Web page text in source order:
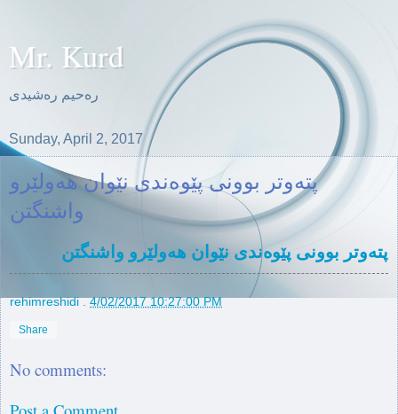
Mr. Kurd
ره‌حیم ره‌شیدی
Sunday, April 2, 2017
پتەوتر بوونی پێوەندی نێوان هەولێرو
واشنگتن
پتەوتر بوونی پێوەندی نێوان هەولێرو واشنگتن
rehimreshidi .4/02/2017 10:27:00 PM
Share
No comments: